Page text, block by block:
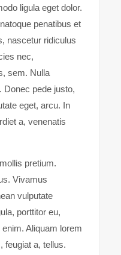
ligula eget dolor.
penatibus et
nascetur ridiculus
nec,
sem. Nulla
Donec pede justo,
eget, arcu. In
a, venenatis
pretium.
Vivamus
vulputate
porttitor eu,
Aliquam lorem
feugiat a, tellus.